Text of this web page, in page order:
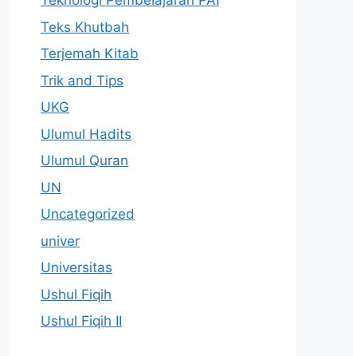
Teks Khutbah
Terjemah Kitab
Trik and Tips
UKG
Ulumul Hadits
Ulumul Quran
UN
Uncategorized
univer
Universitas
Ushul Fiqih
Ushul Fiqih II